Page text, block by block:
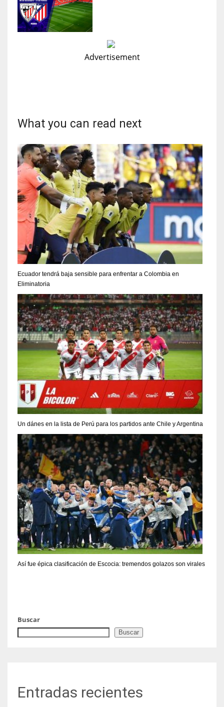
Advertisement
What you can read next
Ecuador tendrá baja sensible para enfrentar a Colombia en
Eliminatoria
Un dánes en la lista de Perú para los partidos ante Chile y Argentina
Así fue épica clasificación de Escocia: tremendos golazos son virales
Buscar
Buscar
Entradas recientes